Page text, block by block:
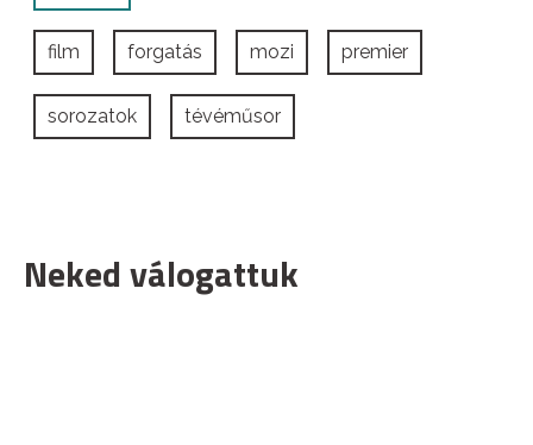
film forgatás mozi premier
sorozatok tévéműsor
Neked válogattuk